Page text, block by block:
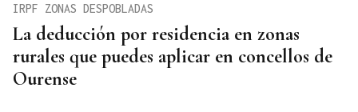
La deducción por residencia en zonas
rurales que puedes aplicar en concellos de
Ourense
IRPF ZONAS DESPOBLADAS